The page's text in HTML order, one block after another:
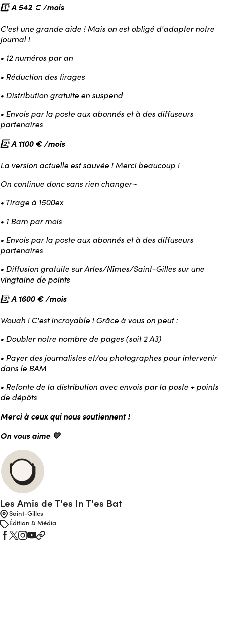
1️⃣A 542 € /mois
C'est une grande aide ! Mais on est obligé d'adapter notre
journal !
• 12 numéros par an
• Réduction des tirages
• Distribution gratuite en suspend
• Envois par la poste aux abonnés et à des diffuseurs
partenaires
2️⃣A 1100 € /mois
La version actuelle est sauvée ! Merci beaucoup !
On continue donc sans rien changer~
• Tirage à 1500ex
• 1 Bam par mois
• Envois par la poste aux abonnés et à des diffuseurs
partenaires
• Diffusion gratuite sur Arles/Nîmes/Saint-Gilles sur une
vingtaine de points
3️⃣A 1600 € /mois
Wouah ! C'est incroyable ! Grâce à vous on peut :
• Doubler notre nombre de pages (soit 2 A3)
• Payer des journalistes et/ou photographes pour intervenir
dans le BAM
• Refonte de la distribution avec envois par la poste + points
de dépôts
Merci à ceux qui nous soutiennent !
On vous aime 💙
Les Amis de T'es In T'es Bat
Saint-Gilles
Édition & Média